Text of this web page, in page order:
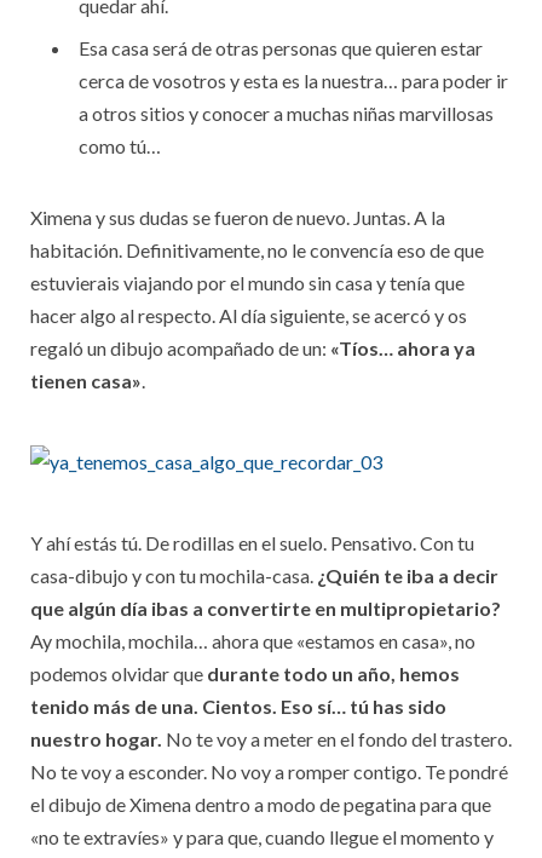
quedar ahí.
Esa casa será de otras personas que quieren estar
cerca de vosotros y esta es la nuestra… para poder ir
a otros sitios y conocer a muchas niñas marvillosas
como tú…
Ximena y sus dudas se fueron de nuevo. Juntas. A la
habitación. Definitivamente, no le convencía eso de que
estuvierais viajando por el mundo sin casa y tenía que
hacer algo al respecto. Al día siguiente, se acercó y os
regaló un dibujo acompañado de un: «Tíos… ahora ya
tienen casa».
Y ahí estás tú. De rodillas en el suelo. Pensativo. Con tu
casa-dibujo y con tu mochila-casa. ¿Quién te iba a decir
que algún día ibas a convertirte en multipropietario?
Ay mochila, mochila… ahora que «estamos en casa», no
podemos olvidar que durante todo un año, hemos
tenido más de una. Cientos. Eso sí… tú has sido
nuestro hogar. No te voy a meter en el fondo del trastero.
No te voy a esconder. No voy a romper contigo. Te pondré
el dibujo de Ximena dentro a modo de pegatina para que
«no te extravíes» y para que, cuando llegue el momento y